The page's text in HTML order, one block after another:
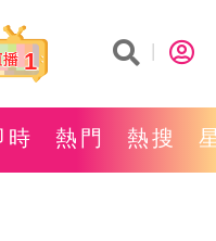
1
時 熱門 熱搜